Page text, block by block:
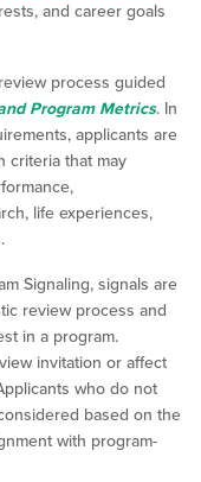
and career goals
process guided
Program Metrics. In
applicants are
criteria that may
life experiences,
Signaling, signals are
review process and
in a program.
invitation or affect
who do not
based on the
with program-